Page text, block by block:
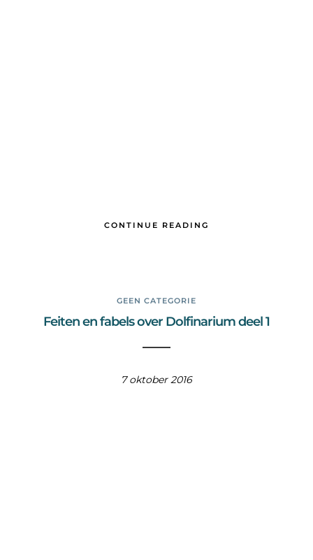
CONTINUE READING
GEEN CATEGORIE
Feiten en fabels over Dolfinarium deel 1
7 oktober 2016